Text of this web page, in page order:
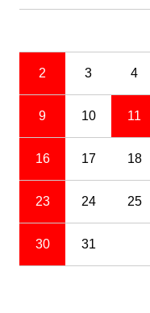
2 3 4
9 10 11
16 17 18
23 24 25
30 31